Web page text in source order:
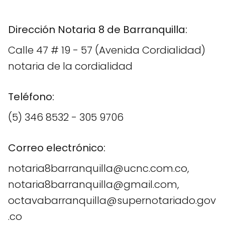
Dirección Notaria 8 de Barranquilla:
Calle 47 # 19 - 57 (Avenida Cordialidad)
notaria de la cordialidad
Teléfono:
(5) 346 8532 - 305 9706
Correo electrónico:
notaria8barranquilla@ucnc.com.co,
notaria8barranquilla@gmail.com,
octavabarranquilla@supernotariado.gov
.co